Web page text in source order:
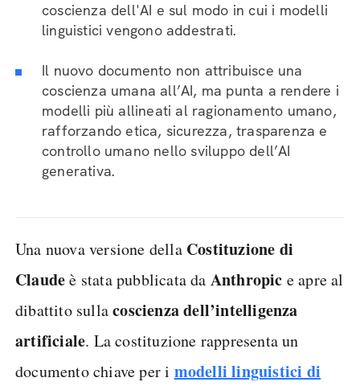
coscienza dell'AI e sul modo in cui i modelli
linguistici vengono addestrati.
Il nuovo documento non attribuisce una
coscienza umana all’AI, ma punta a rendere i
modelli più allineati al ragionamento umano,
rafforzando etica, sicurezza, trasparenza e
controllo umano nello sviluppo dell’AI
generativa.
Una nuova versione della Costituzione di
Claudeè stata pubblicata da Anthropic e apre al
dibattito sullacoscienza dell’intelligenza
artificiale. La costituzione rappresenta un
documento chiave per i modelli linguistici di